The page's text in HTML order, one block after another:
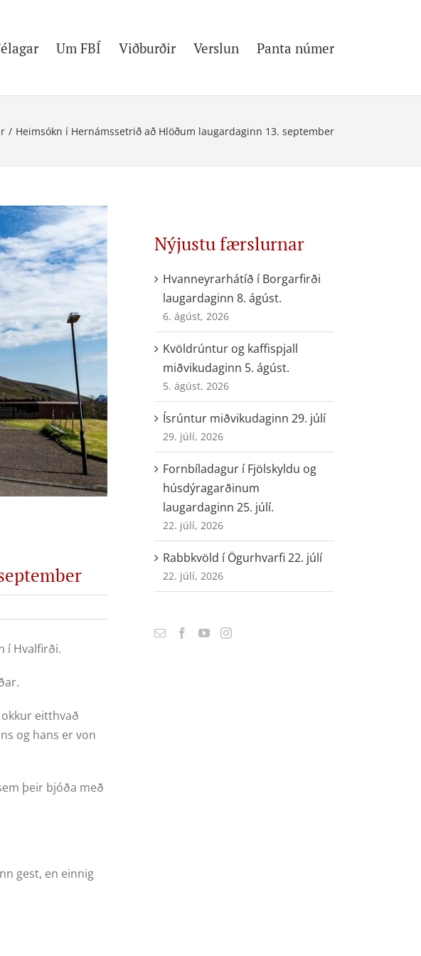
Um FBÍ Viðburðir Verslun Panta númer
/ Heimsókn í Hernámssetrið að Hlöðum laugardaginn 13. september
í Hvalfirði.
eitthvað
og hans er von
þeir bjóða með
gest, en einnig
Nýjustu færslurnar
Hvanneyrarhátíð í Borgarfirði
laugardaginn 8. ágúst.
6. ágúst, 2026
Kvöldrúntur og kaffispjall
miðvikudaginn 5. ágúst.
5. ágúst, 2026
Ísrúntur miðvikudaginn 29. júlí
29. júlí, 2026
Fornbíladagur í Fjölskyldu og
húsdýragarðinum
laugardaginn 25. júlí.
22. júlí, 2026
Rabbkvöld í Ögurhvarfi 22. júlí
22. júlí, 2026